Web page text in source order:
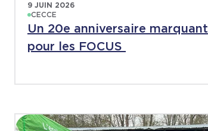
9 JUIN 2026
CECCE
Un 20e anniversaire marquant
pour les FOCUS